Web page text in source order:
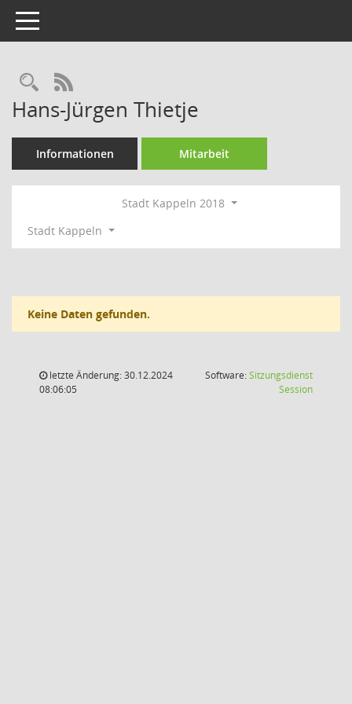
Toggle navigation
Rechercheauswahl
RSS-Feed
Hans-Jürgen Thietje
Informationen Mitarbeit
Stadt Kappeln 2018
Stadt Kappeln
Keine Daten gefunden.
letzte Änderung: 30.12.2024
08:06:05
Software:Sitzungsdienst
Session(Wird in